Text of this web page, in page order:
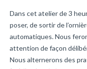
Dans cet atelier de 3
poser, de sortir de
automatiques. Nous
attention de façon
Nous alternerons des